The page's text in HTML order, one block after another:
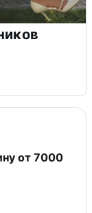
от 7000